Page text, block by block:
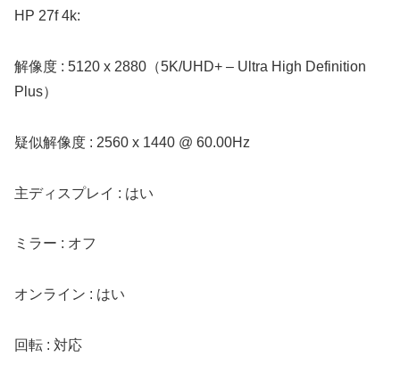
HP 27f 4k:
解像度 : 5120 x 2880（5K/UHD+ – Ultra High Definition
Plus）
疑似解像度 : 2560 x 1440 @ 60.00Hz
主ディスプレイ : はい
ミラー : オフ
オンライン : はい
回転 : 対応